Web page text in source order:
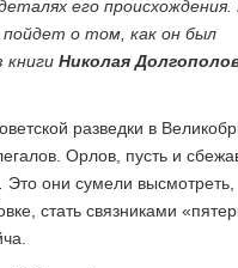
его происхождения.
пойдет о том, как он был
книги Николая
разведки в
Орлов, пусть и
они сумели высмотреть,
стать связниками